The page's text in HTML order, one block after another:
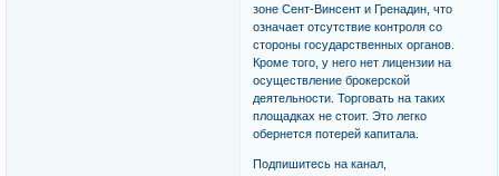
зоне Сент-Винсент и Гренадин, что
означает отсутствие контроля со
стороны государственных органов.
Кроме того, у него нет лицензии на
осуществление брокерской
деятельности. Торговать на таких
площадках не стоит. Это легко
обернется потерей капитала.
Подпишитесь на канал,